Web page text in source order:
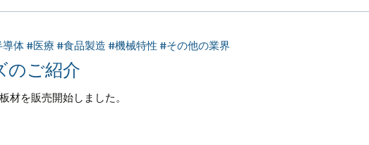
体 #医療 #食品製造 #機械特性 #その他の業界
のご紹介
材を販売開始しました。